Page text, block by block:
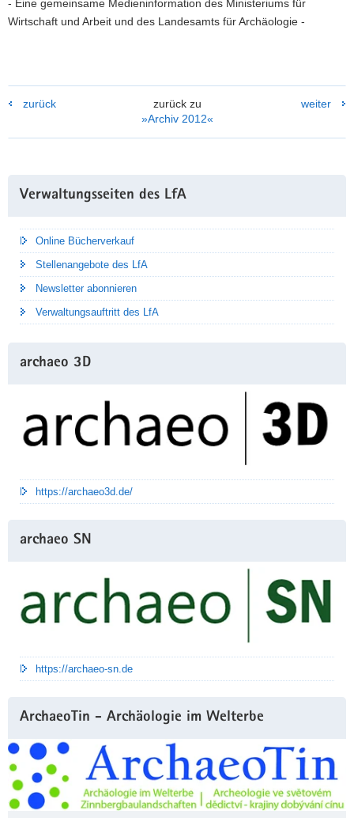
n.Chr.
- Eine gemeinsame Medieninformation des Ministeriums für
Wirtschaft und Arbeit und des Landesamts für Archäologie -
zurück
zurück zu
»Archiv 2012«
weiter
Information
Verwaltungsseiten des LfA
Online Bücherverkauf
Stellenangebote des LfA
Newsletter abonnieren
Verwaltungsauftritt des LfA
archaeo 3D
https://archaeo3d.de/
archaeo SN
https://archaeo-sn.de
ArchaeoTin - Archäologie im Welterbe